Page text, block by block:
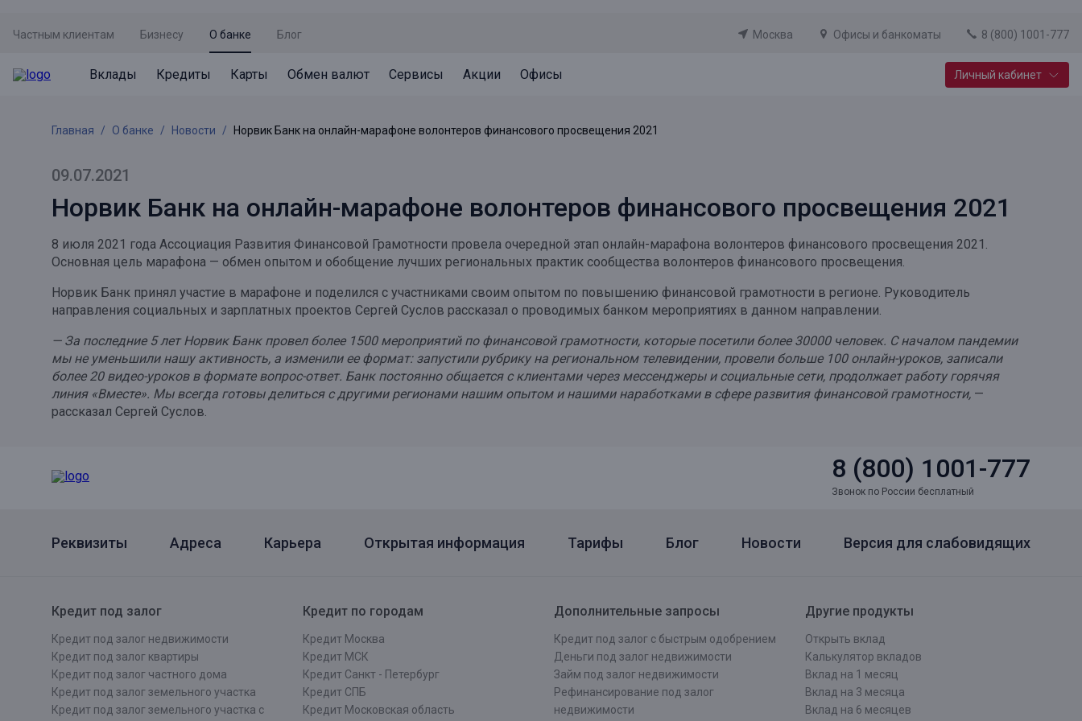
Частным клиентам Бизнесу О банке Блог Москва Офисы и банкоматы 8 (800) 1001-777
Вклады
Не упусти момент
Просто вклад
Накопительный
Отличная стратегия+
Фиксируй доход
Новый старт
Валютный плюс
Онлайн
Все вклады
Система страхования вкладов
Архив вкладов
Подробнее
Кредиты
Кредит под залог недвижимости
Рефинансирование
Кредит на автомобиль
Потребительский кредит
Все кредиты
Привилегии для клиентов
Реструктуризация
Оценка недвижимости
Подбор новой недвижимости
Карты
Дебетовая карта с пакетом услуг
Премиальная карта Mir Supreme
Пенсионная карта
Все карты
Документы
Кешбэк
Обмен валют
Курсы валют
Бронирование валюты
Курсы валют ЦБ
Сервисы
Оплата кредита
Оценка недвижимости
Подбор новой недвижимости
СБПей
Mir Pay
Госуслуги
Регистрация в ЕБС
Удаленная идентификация
Мобильное приложение
Все сервисы
Акции
Акция «Приведи друга»
Акция «Ставка на бизнес»
Офисы Личный кабинет
Главная О банке Новости Норвик Банк на онлайн-марафоне волонтеров финансового просвещения 2021
09.07.2021
Норвик Банк на онлайн-марафоне волонтеров финансового просвещения 2021
8 июля 2021 года Ассоциация Развития Финансовой Грамотности провела очередной этап онлайн-марафона волонтеров финансового просвещения 2021.
Основная цель марафона — обмен опытом и обобщение лучших региональных практик сообщества волонтеров финансового просвещения.
Норвик Банк принял участие в марафоне и поделился с участниками своим опытом по повышению финансовой грамотности в регионе. Руководитель
направления социальных и зарплатных проектов Сергей Суслов рассказал о проводимых банком мероприятиях в данном направлении.
— За последние 5 лет Норвик Банк провел более 1500 мероприятий по финансовой грамотности, которые посетили более 30000 человек. С началом пандемии
мы не уменьшили нашу активность, а изменили ее формат: запустили рубрику на региональном телевидении, провели больше 100 онлайн-уроков, записали
более 20 видео-уроков в формате вопрос-ответ. Банк постоянно общается с клиентами через мессенджеры и социальные сети, продолжает работу горячяя
линия «Вместе». Мы всегда готовы делиться с другими регионами нашим опытом и нашими наработками в сфере развития финансовой грамотности, —
рассказал Сергей Суслов.
8 (800) 1001-777
Звонок по России бесплатный
Реквизиты Адреса Карьера Открытая информация Тарифы Блог Новости Версия для слабовидящих
Кредит под залог
Кредит под залог недвижимости
Кредит под залог квартиры
Кредит под залог частного дома
Кредит под залог земельного участка
Кредит под залог земельного участка с
Кредит по городам
Кредит Москва
Кредит МСК
Кредит Санкт - Петербург
Кредит СПБ
Кредит Московская область
Дополнительные запросы
Кредит под залог с быстрым одобрением
Деньги под залог недвижимости
Займ под залог недвижимости
Рефинансирование под залог
недвижимости
Другие продукты
Открыть вклад
Калькулятор вкладов
Вклад на 1 месяц
Вклад на 3 месяца
Вклад на 6 месяцев